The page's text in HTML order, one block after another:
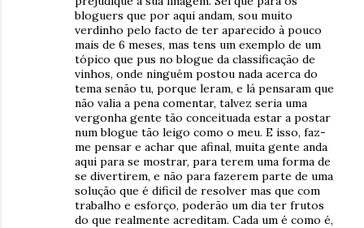
bloguers que por aqui andam, sou muito
verdinho pelo facto de ter aparecido à pouco
mais de 6 meses, mas tens um exemplo de um
tópico que pus no blogue da classificação de
vinhos, onde ninguém postou nada acerca do
tema senão tu, porque leram, e lá pensaram que
não valia a pena comentar, talvez seria uma
vergonha gente tão conceituada estar a postar
num blogue tão leigo como o meu. E isso, faz-
me pensar e achar que afinal, muita gente anda
aqui para se mostrar, para terem uma forma de
se divertirem, e não para fazerem parte de uma
solução que é dificil de resolver mas que com
trabalho e esforço, poderão um dia ter frutos
do que realmente acreditam. Cada um é como é,